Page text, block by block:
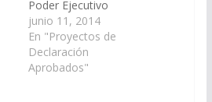
Poder Ejecutivo
Provincial, lleve
adelante, a través del
área correspondiente,
las gestiones
junio 11, 2014
En "Proyectos de
Declaración
Aprobados"